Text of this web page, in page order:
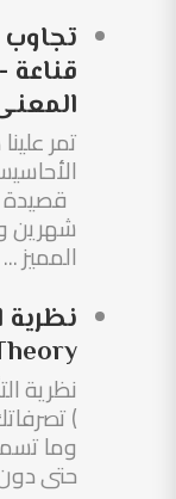
قناعة
تمر
شهرين
المميز ...
)
وما
حتى